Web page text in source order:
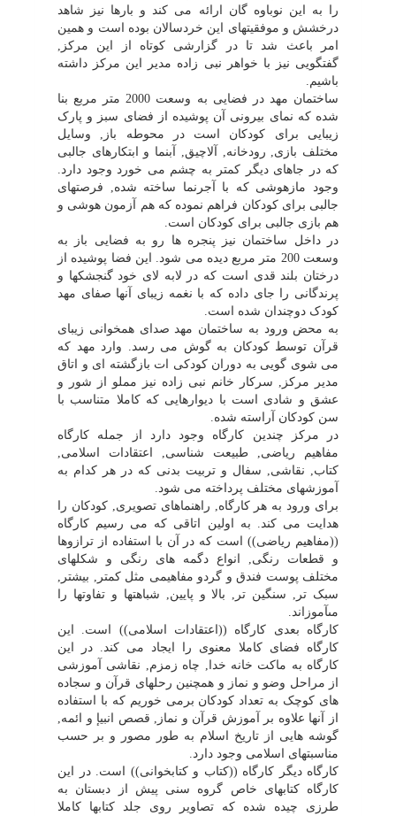
را به این نوباوه گان ارائه مى کند و بارها نیز شاهد
درخشش و موفقیتهاى این خردسالان بوده است و همین
امر باعث شد تا در گزارشى کوتاه از این مرکز,
گفتگویى نیز با خواهر نبى زاده مدیر این مرکز داشته
باشیم.
ساختمان مهد در فضایى به وسعت 2000 متر مربع بنا
شده که نماى بیرونى آن پوشیده از فضاى سبز و پارک
زیبایى براى کودکان است در محوطه باز, وسایل
مختلف بازى, رودخانه, آلاچیق, آبنما و ابتکارهاى جالبى
که در جاهاى دیگر کمتر به چشم مى خورد وجود دارد.
وجود مازهوشى که با آجرنما ساخته شده, فرصتهاى
جالبى براى کودکان فراهم نموده که هم آزمون هوشى و
هم بازى جالبى براى کودکان است.
در داخل ساختمان نیز پنجره ها رو به فضایى باز به
وسعت 200 متر مربع دیده مى شود. این فضا پوشیده از
درختان بلند قدى است که در لابه لاى خود گنجشکها و
پرندگانى را جاى داده که با نغمه زیباى آنها صفاى مهد
کودک دوچندان شده است.
به محض ورود به ساختمان مهد صداى همخوانى زیباى
قرآن توسط کودکان به گوش مى رسد. وارد مهد که
مى شوى گویى به دوران کودکى ات بازگشته اى و اتاق
مدیر مرکز, سرکار خانم نبى زاده نیز مملو از شور و
عشق و شادى است با دیوارهایى که کاملا متناسب با
سن کودکان آراسته شده.
در مرکز چندین کارگاه وجود دارد از جمله کارگاه
مفاهیم ریاضى, طبیعت شناسى, اعتقادات اسلامى,
کتاب, نقاشى, سفال و تربیت بدنى که در هر کدام به
آموزشهاى مختلف پرداخته مى شود.
براى ورود به هر کارگاه, راهنماهاى تصویرى, کودکان را
هدایت مى کند. به اولین اتاقى که مى رسیم کارگاه
((مفاهیم ریاضى)) است که در آن با استفاده از ترازوها
و قطعات رنگى, انواع دگمه هاى رنگى و شکلهاى
مختلف پوست فندق و گردو مفاهیمى مثل کمتر, بیشتر,
سبک تر, سنگین تر, بالا و پایین, شباهتها و تفاوتها را
مىآموزاند.
کارگاه بعدى کارگاه ((اعتقادات اسلامى)) است. این
کارگاه فضاى کاملا معنوى را ایجاد مى کند. در این
کارگاه به ماکت خانه خدا, چاه زمزم, نقاشى آموزشى
از مراحل وضو و نماز و همچنین رحلهاى قرآن و سجاده
هاى کوچک به تعداد کودکان برمى خوریم که با استفاده
از آنها علاوه بر آموزش قرآن و نماز, قصص انبیإ و ائمه,
گوشه هایى از تاریخ اسلام به طور مصور و بر حسب
مناسبتهاى اسلامى وجود دارد.
کارگاه دیگر کارگاه ((کتاب و کتابخوانى)) است. در این
کارگاه کتابهاى خاص گروه سنى پیش از دبستان به
طرزى چیده شده که تصاویر روى جلد کتابها کاملا